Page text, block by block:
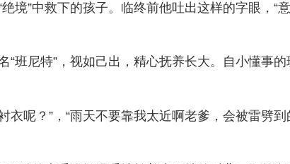
”中救下的孩子。临终前他吐出这样的字眼，“意
班尼特”，视如己出，精心抚养长大。自小懂事
呢？”，“雨天不要靠我太近啊老爹，会被雷劈